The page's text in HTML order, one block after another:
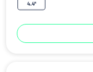
4.4"